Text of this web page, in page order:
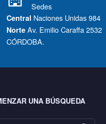
Sedes
Central Naciones Unidas 984
Norte Av. Emilio Caraffa 2532
CÓRDOBA.
UNA BÚSQUEDA